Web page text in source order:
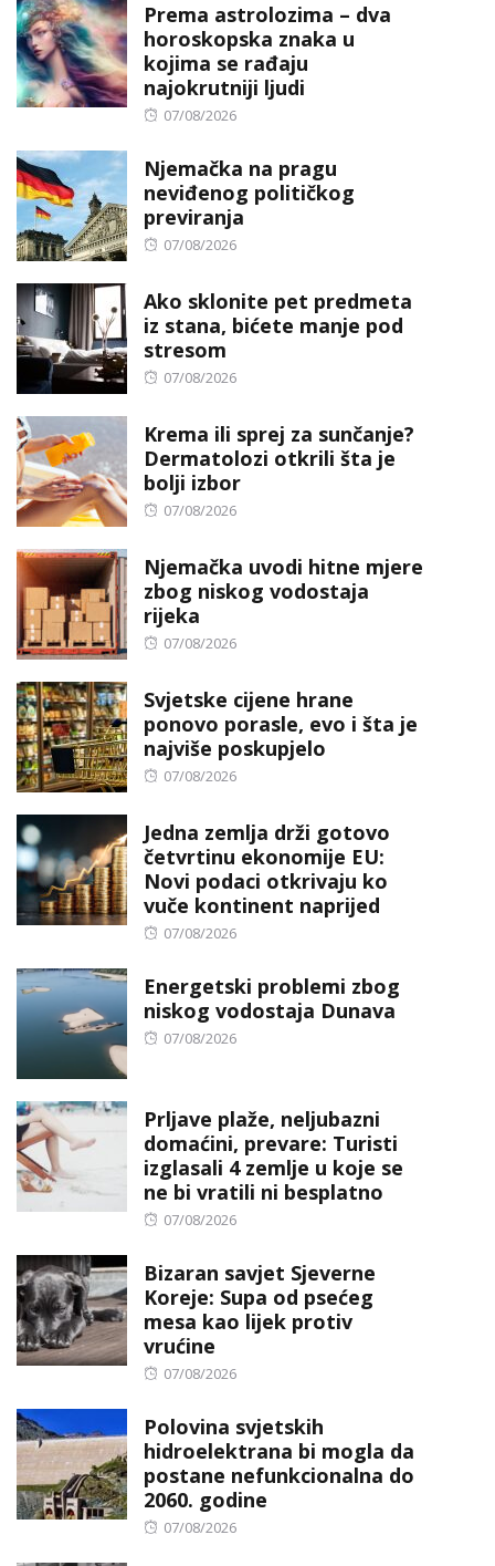
Prema astrolozima – dva
horoskopska znaka u
kojima se rađaju
najokrutniji ljudi
Posted
07/08/2026
Njemačka na pragu
neviđenog političkog
previranja
Posted
07/08/2026
Ako sklonite pet predmeta
iz stana, bićete manje pod
stresom
Posted
07/08/2026
Krema ili sprej za sunčanje?
Dermatolozi otkrili šta je
bolji izbor
Posted
07/08/2026
Njemačka uvodi hitne mjere
zbog niskog vodostaja
rijeka
Posted
07/08/2026
Svjetske cijene hrane
ponovo porasle, evo i šta je
najviše poskupjelo
Posted
07/08/2026
Jedna zemlja drži gotovo
četvrtinu ekonomije EU:
Novi podaci otkrivaju ko
vuče kontinent naprijed
Posted
07/08/2026
Energetski problemi zbog
niskog vodostaja Dunava
Posted
07/08/2026
Prljave plaže, neljubazni
domaćini, prevare: Turisti
izglasali 4 zemlje u koje se
ne bi vratili ni besplatno
Posted
07/08/2026
Bizaran savjet Sjeverne
Koreje: Supa od psećeg
mesa kao lijek protiv
vrućine
Posted
07/08/2026
Polovina svjetskih
hidroelektrana bi mogla da
postane nefunkcionalna do
2060. godine
Posted
07/08/2026